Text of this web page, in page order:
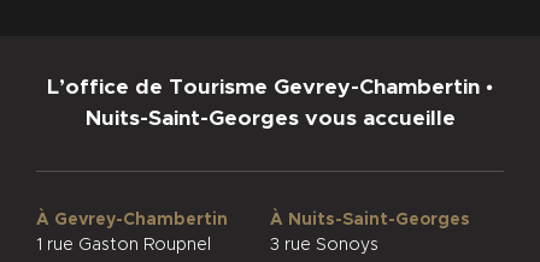
L’office de Tourisme Gevrey-Chambertin •
Nuits-Saint-Georges vous accueille
À Gevrey-Chambertin
1 rue Gaston Roupnel
À Nuits-Saint-Georges
3 rue Sonoys